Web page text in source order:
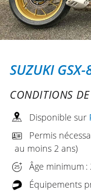
SUZUKI GSX-
CONDITIONS
Disponible sur
Permis
au moins 2 ans)
Âge minimum :
Équipements